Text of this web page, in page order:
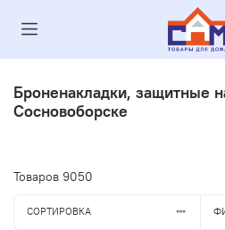
Броненакладки, защитные
Сосновоборске
Товаров 9050
СОРТИРОВКА